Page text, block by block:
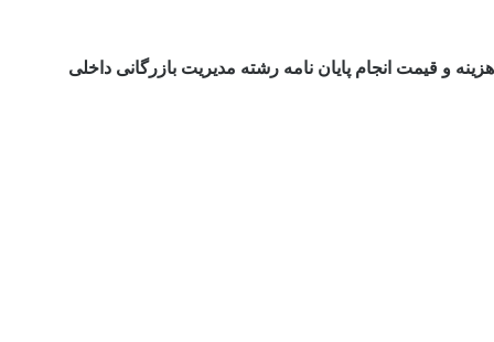
هزینه و قیمت انجام پایان نامه رشته مدیریت بازرگانی داخلی